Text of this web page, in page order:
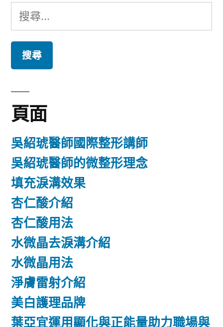
搜
尋
鍵
字:
頁面
吳紹琥醫師國際整形講師
吳紹琥醫師的微整形理念
填充淚溝效果
杏仁酸介紹
杏仁酸用法
水微晶去淚溝介紹
水微晶用法
淨膚雷射介紹
美白護理品牌
葉亞宜運用顯化與正能量助力職場與